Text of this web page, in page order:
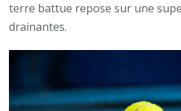
terre battue repose sur une
drainantes.